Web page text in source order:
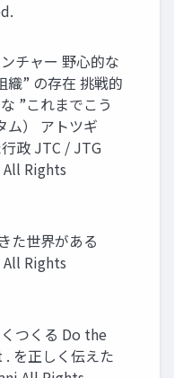
チャー 野⼼的な
織” の存在 挑戦的
”これまでこう
ム） アトツギ
政 JTC / JTG
Rights
た世界がある
Rights
つくる Do the
を正しく伝えた